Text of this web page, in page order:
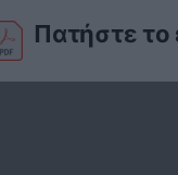
Πατήστε το